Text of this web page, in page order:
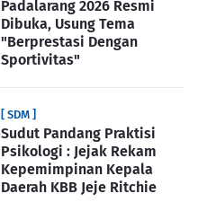
Padalarang 2026 Resmi
Dibuka, Usung Tema
"Berprestasi Dengan
Sportivitas"
[ SDM ]
Sudut Pandang Praktisi
Psikologi : Jejak Rekam
Kepemimpinan Kepala
Daerah KBB Jeje Ritchie